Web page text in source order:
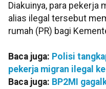
Diakuinya, para pekerja
alias ilegal tersebut
rumah (PR) bagi
Baca juga: Polisi
pekerja migran ilegal
Baca juga: BP2MI